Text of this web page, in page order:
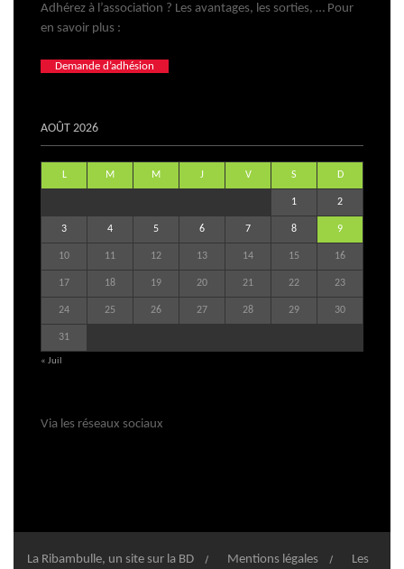
Adhérez à l’association ? Les avantages, les sorties, … Pour
en savoir plus :
Demande d’adhésion
AOÛT 2026
L M M J V S D
1 2
3 4 5 6 7 8 9
10 11 12 13 14 15 16
17 18 19 20 21 22 23
24 25 26 27 28 29 30
31
« Juil
Via les réseaux sociaux
La Ribambulle, un site sur la BD Mentions légales Les